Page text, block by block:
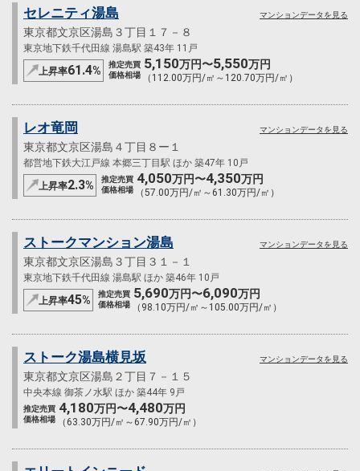
セレニティ湯島
東京都文京区湯島３丁目１７－８
東京地下鉄千代田線 湯島駅 築43年 11戸
上昇率61.4%
推定売買
価格相場
5,150万円〜5,550万円
（112.00万円/㎡～120.70万円/㎡）
マンションデータを見る
レオ竜岡
東京都文京区湯島４丁目８ー１
都営地下鉄大江戸線 本郷三丁目駅 ほか 築47年 10戸
上昇率2.3%
推定売買
価格相場
4,050万円〜4,350万円
（57.00万円/㎡～61.30万円/㎡）
マンションデータを見る
ストークマンション湯島
東京都文京区湯島３丁目３１－１
東京地下鉄千代田線 湯島駅 ほか 築46年 10戸
上昇率45%
推定売買
価格相場
5,690万円〜6,090万円
（98.10万円/㎡～105.00万円/㎡）
マンションデータを見る
ストーク湯島横見坂
東京都文京区湯島２丁目７－１５
中央本線 御茶ノ水駅 ほか 築44年 9戸
推定売買
価格相場
4,180万円〜4,480万円
（63.30万円/㎡～67.90万円/㎡）
マンションデータを見る